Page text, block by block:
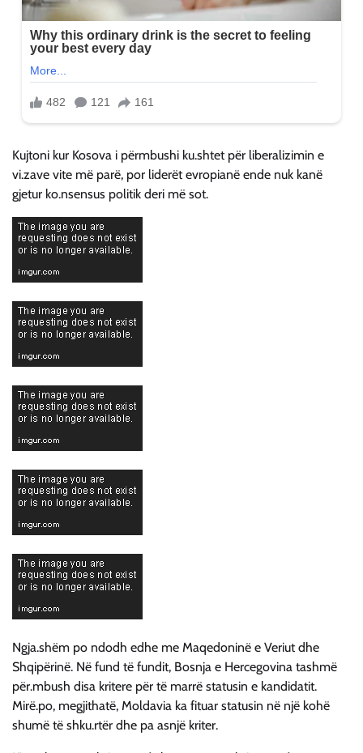
Kujtoni kur Kosova i përmbushi ku.shtet për liberalizimin e
vi.zave vite më parë, por liderët evropianë ende nuk kanë
gjetur ko.nsensus politik deri më sot.
Ngja.shëm po ndodh edhe me Maqedoninë e Veriut dhe
Shqipërinë. Në fund të fundit, Bosnja e Hercegovina tashmë
për.mbush disa kritere për të marrë statusin e kandidatit.
Mirë.po, megjithatë, Moldavia ka fituar statusin në një kohë
shumë të shku.rtër dhe pa asnjë kriter.